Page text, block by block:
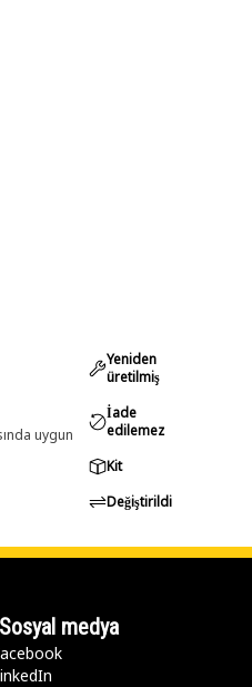
uygun
Yeniden
üretilmiş
İade
edilemez
Kit
Değiştirildi
medya